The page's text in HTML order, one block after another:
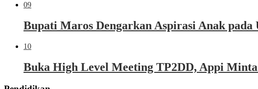
09
Bupati Maros Dengarkan Aspirasi Anak
10
Buka High Level Meeting TP2DD, Appi